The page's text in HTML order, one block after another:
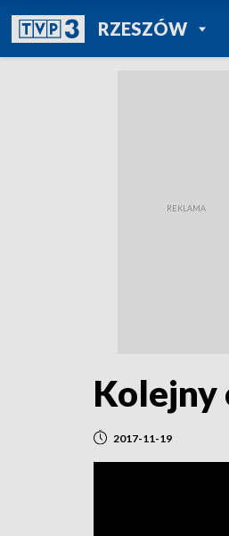
RZESZÓW
POWRÓT
TVP
Kolejny
2017-11-19